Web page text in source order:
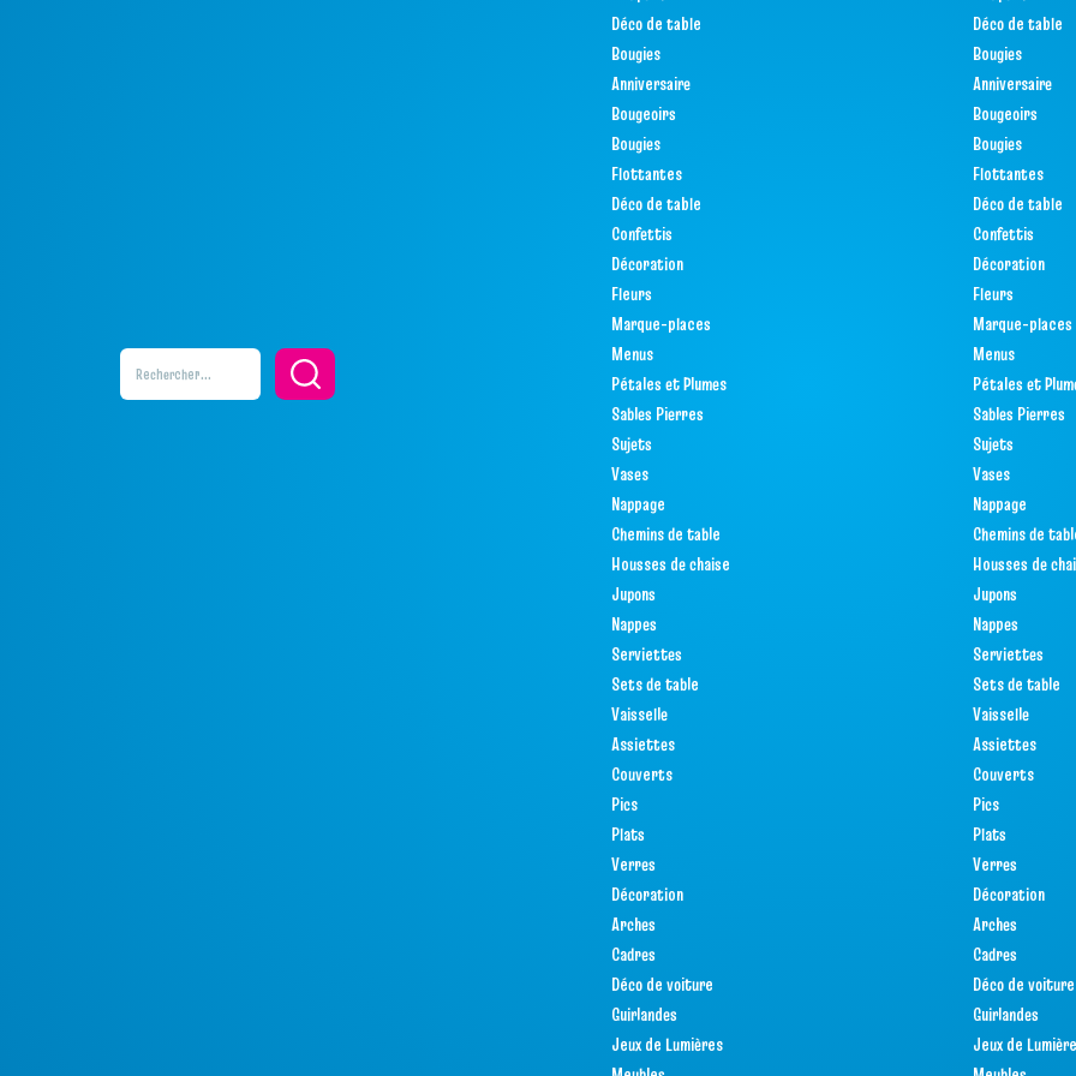
Déco de table
Bougies
Anniversaire
Bougeoirs
Bougies
Flottantes
Déco de table
Confettis
Décoration
Fleurs
Marque-places
Menus
Pétales et Plumes
Sables Pierres
Sujets
Vases
Nappage
Chemins de table
Housses de chaise
Jupons
Nappes
Serviettes
Sets de table
Vaisselle
Assiettes
Couverts
Pics
Plats
Verres
Décoration
Arches
Cadres
Déco de voiture
Guirlandes
Jeux de Lumières
Déco de table
Bougies
Anniversaire
Bougeoirs
Bougies
Flottantes
Déco de table
Confettis
Décoration
Fleurs
Marque-places
Menus
Pétales et
Sables Pierres
Sujets
Vases
Nappage
Chemins de
Housses de
Jupons
Nappes
Serviettes
Sets de table
Vaisselle
Assiettes
Couverts
Pics
Plats
Verres
Décoration
Arches
Cadres
Déco de voiture
Guirlandes
Jeux de